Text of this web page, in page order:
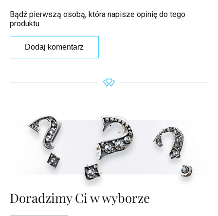
Bądź pierwszą osobą, która napisze opinię do tego
produktu.
Dodaj komentarz
Doradzimy Ci w wyborze